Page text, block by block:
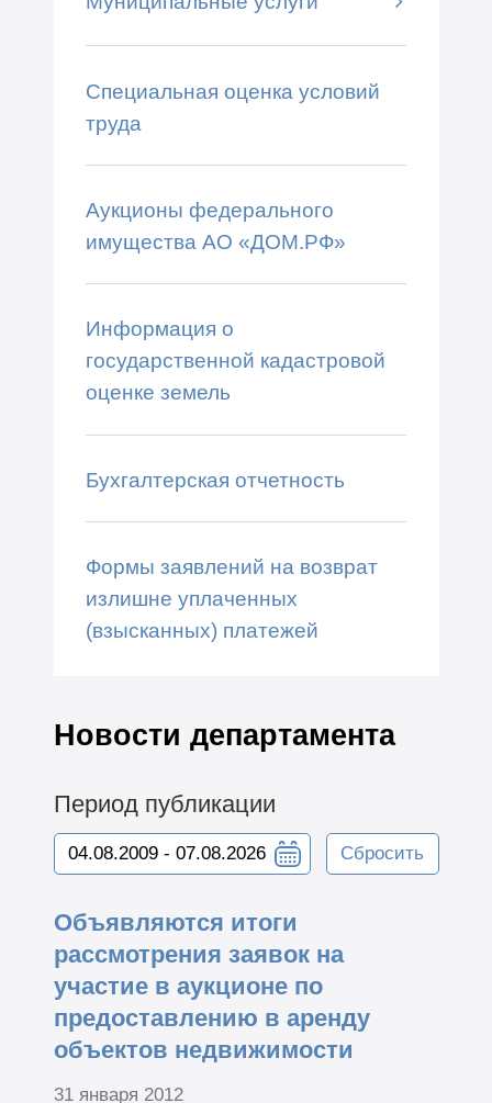
Специальная оценка условий
труда
Аукционы федерального
имущества АО «ДОМ.РФ»
Информация о
государственной кадастровой
оценке земель
Бухгалтерская отчетность
Формы заявлений на возврат
излишне уплаченных
(взысканных) платежей
Новости департамента
Период публикации
Сбросить
Объявляются итоги
рассмотрения заявок на
участие в аукционе по
предоставлению в аренду
объектов недвижимости
31 января 2012